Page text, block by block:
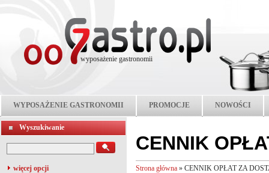
wyposażenie gastronomii
WYPOSAŻENIE GASTRONOMII PROMOCJE NOWOŚCI
Wyszukiwanie
więcej opcji
CENNIK
Strona główna » CENNIK OPŁAT ZA